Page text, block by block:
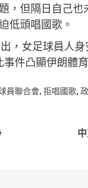
，但隔日自己
低頭唱國歌。
，女足球員人
件凸顯伊朗體
員聯合會, 拒唱國歌,